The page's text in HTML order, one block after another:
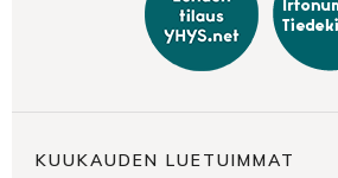
KUUKAUDEN LUETUIMMAT